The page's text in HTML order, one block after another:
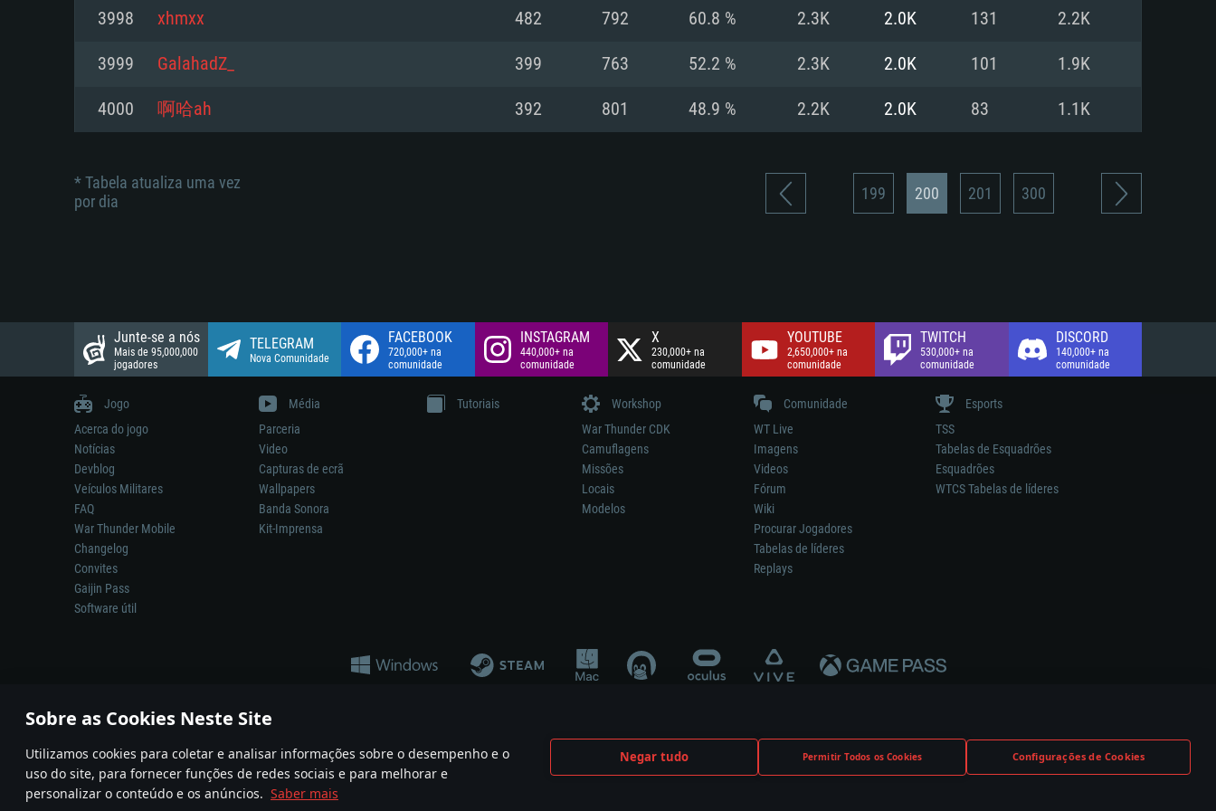
Sobre as Cookies Neste Site
Utilizamos cookies para coletar e analisar informações sobre o desempenho e o
uso do site, para fornecer funções de redes sociais e para melhorar e
personalizar o conteúdo e os anúncios. Saber mais
Negar tudo Permitir Todos os Cookies Configurações de Cookies
Disco: 23,1 GB
Network: Internet de banda larga.
Disco: 21,5 GB
Disco: 60,2 GB
Network: Internet de banda larga.
Disco: 21,5 GB
Network: Internet de banda larga.
Disco: 60,2 GB
3998 xhmxx 482 792 60.8 % 2.3K 2.0K 131 2.2K
3999 GalahadZ_ 399 763 52.2 % 2.3K 2.0K 101 1.9K
4000 啊哈ah 392 801 48.9 % 2.2K 2.0K 83 1.1K
* Tabela atualiza uma vez
por dia
199 200 201 300
Junte-se a nós
Mais de 95,000,000
jogadores
TELEGRAM
Nova Comunidade
FACEBOOK
720,000+ na
comunidade
INSTAGRAM
440,000+ na
comunidade
X
230,000+ na
comunidade
YOUTUBE
2,650,000+ na
comunidade
TWITCH
530,000+ na
comunidade
DISCORD
140,000+ na
comunidade
Jogo
Acerca do jogo
Notícias
Devblog
Veículos Militares
FAQ
War Thunder Mobile
Changelog
Convites
Gaijin Pass
Software útil
Média
Parceria
Video
Capturas de ecrã
Wallpapers
Banda Sonora
Kit-Imprensa
Tutoriais
Workshop
War Thunder CDK
Camuflagens
Missões
Locais
Modelos
Comunidade
WT Live
Imagens
Videos
Fórum
Wiki
Procurar Jogadores
Tabelas de líderes
Replays
Esports
TSS
Tabelas de Esquadrões
Esquadrões
WTCS Tabelas de líderes
A reprodução de qualquer sistema de armas ou veículo neste jogo não significa participação no desenvolvimento, patrocínio ou aval do respetivo construtor.
© 2011—2026 Gaijin Games Kft. All trademarks, logos and brand names are the property of their respective owners.
Termos e condições Termos de Serviço